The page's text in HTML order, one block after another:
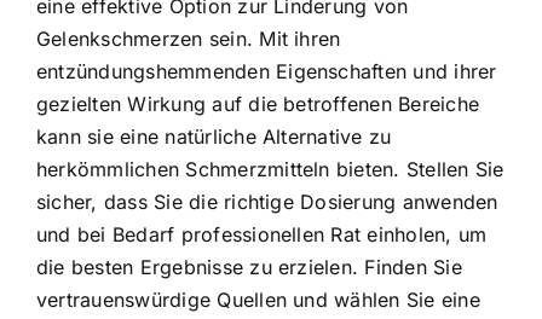
eine effektive Option zur Linderung von
Gelenkschmerzen sein. Mit ihren
entzündungshemmenden Eigenschaften und ihrer
gezielten Wirkung auf die betroffenen Bereiche
kann sie eine natürliche Alternative zu
herkömmlichen Schmerzmitteln bieten. Stellen Sie
sicher, dass Sie die richtige Dosierung anwenden
und bei Bedarf professionellen Rat einholen, um
die besten Ergebnisse zu erzielen. Finden Sie
vertrauenswürdige Quellen und wählen Sie eine